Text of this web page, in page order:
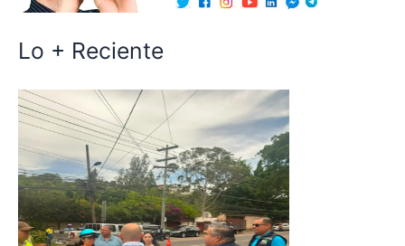
Lo + Reciente